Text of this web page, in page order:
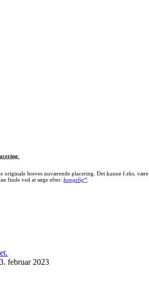
:
originale breves nuværende placering. Det kunne f.eks. være
finde ved at søge efter: kongelig*.
februar 2023